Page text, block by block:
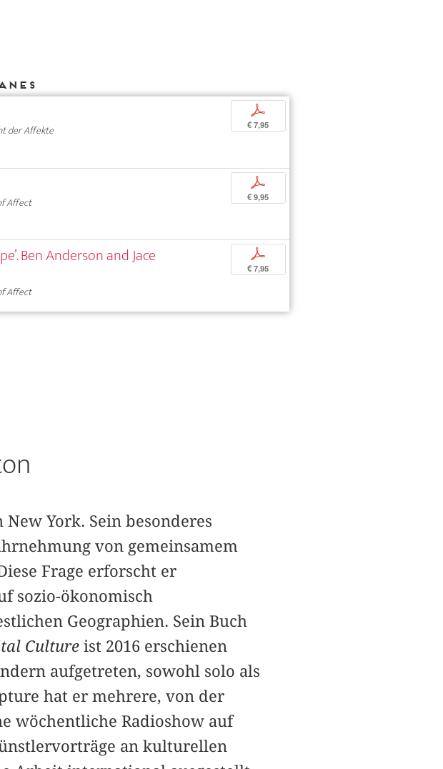
der Affekte
p
€ 7,95
Affect
p
€ 9,95
Ben Anderson and Jace
Affect
p
€ 7,95
York. Sein besonderes
von gemeinsamem
Frage erforscht er
sozio-ökonomisch
Geographien. Sein Buch
Cultureist 2016 erschienen
aufgetreten, sowohl solo als
hat er mehrere, von der
wöchentliche Radioshow auf
an kulturellen